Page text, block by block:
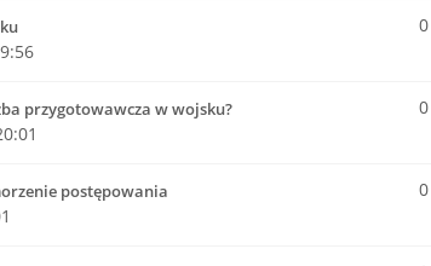
0
przygotowawcza w wojsku? 0
postępowania 0